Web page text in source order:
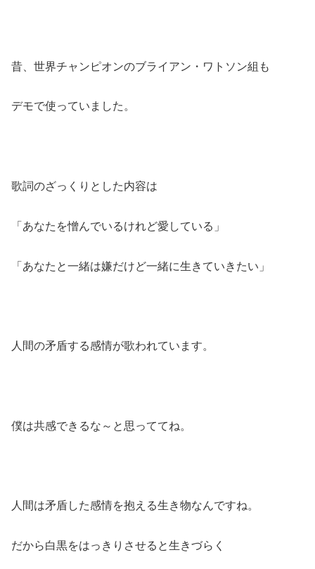
昔、世界チャンピオンのブライアン・ワトソン組も
デモで使っていました。
歌詞のざっくりとした内容は
「あなたを憎んでいるけれど愛している」
「あなたと一緒は嫌だけど一緒に生きていきたい」
人間の矛盾する感情が歌われています。
僕は共感できるな～と思っててね。
人間は矛盾した感情を抱える生き物なんですね。
だから白黒をはっきりさせると生きづらく